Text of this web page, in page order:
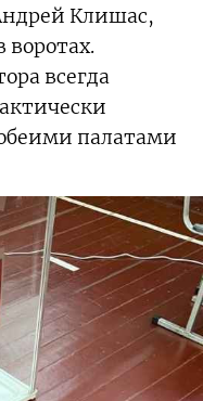
Клишас,
воротах.
всегда
палатами